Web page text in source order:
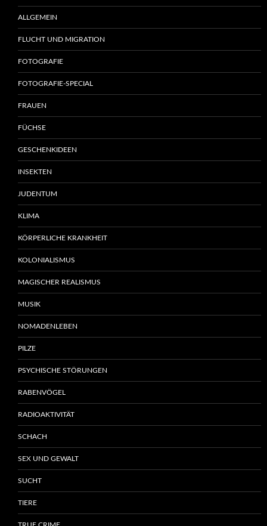
ALLGEMEIN
FLUCHT UND MIGRATION
FOTOGRAFIE
FOTOGRAFIE-SPECIAL
FRAUEN
FÜCHSE
GESCHENKIDEEN
INSEKTEN
JUDENTUM
KLIMA
KÖRPERLICHE KRANKHEIT
KOLONIALISMUS
MAGISCHER REALISMUS
MUSIK
NOMADENLEBEN
PILZE
PSYCHISCHE STÖRUNGEN
RABENVÖGEL
RADIOAKTIVITÄT
SCHACH
SEX UND GEWALT
SUCHT
TIERE